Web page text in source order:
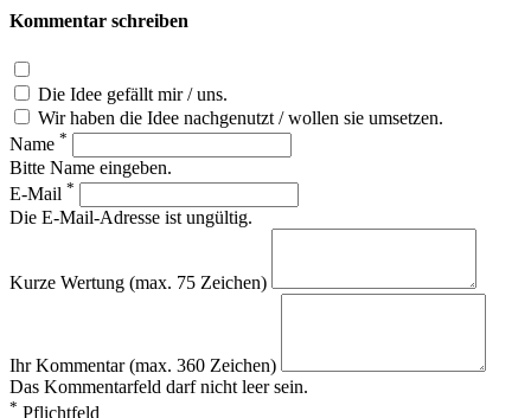
Kommentar schreiben
Die Idee gefällt mir / uns.
Wir haben die Idee nachgenutzt / wollen sie umsetzen.
Name *
Bitte Name eingeben.
E-Mail *
Die E-Mail-Adresse ist ungültig.
Kurze Wertung (max. 75 Zeichen)
Ihr Kommentar (max. 360 Zeichen)
Das Kommentarfeld darf nicht leer sein.
* Pflichtfeld